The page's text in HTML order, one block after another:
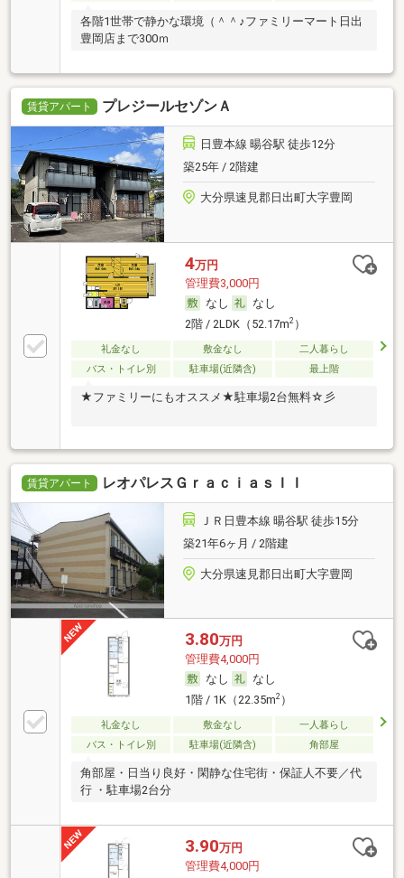
各階1世帯で静かな環境（＾＾♪ファミリーマート日出
豊岡店まで300ｍ
賃貸アパート プレジールセゾンＡ
日豊本線 暘谷駅 徒歩12分
築25年 / 2階建
大分県速見郡日出町大字豊岡
4万円
管理費3,000円
なし
なし
2階 / 2LDK（52.17m2）
礼金なし 敷金なし
二人暮らし
バス・トイレ別
駐車場(近隣含) 最上階
★ファミリーにもオススメ★駐車場2台無料☆彡
賃貸アパート レオパレスＧｒａｃｉａｓＩＩ
ＪＲ日豊本線 暘谷駅 徒歩15分
築21年6ヶ月 / 2階建
大分県速見郡日出町大字豊岡
3.80万円
管理費4,000円
なし
なし
1階 / 1K（22.35m2）
礼金なし 敷金なし
一人暮らし
バス・トイレ別
駐車場(近隣含) 角部屋
角部屋・日当り良好・閑静な住宅街・保証人不要／代
行 ・駐車場2台分
3.90万円
管理費4,000円